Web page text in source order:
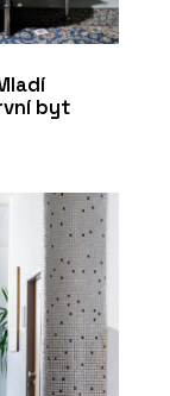
byt